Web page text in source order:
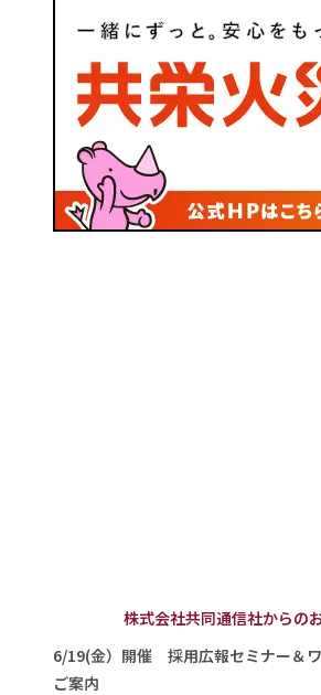
株式会社共同通信社からの
6/19(金）開催 採用広報セミナー＆
ご案内